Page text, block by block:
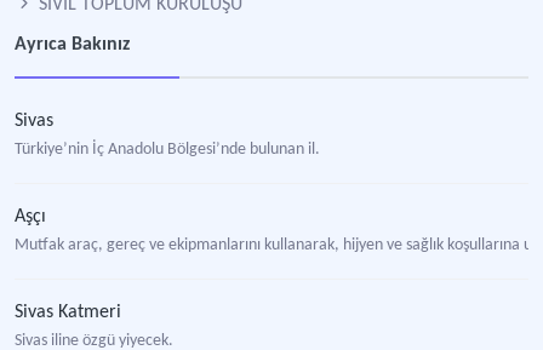
SİVİL TOPLUM KURULUŞU
Ayrıca Bakınız
Sivas
Türkiye’nin İç Anadolu Bölgesi’nde bulunan il.
Aşçı
Mutfak araç, gereç ve ekipmanlarını kullanarak, hijyen ve sağlık koşullarına
Sivas Katmeri
Sivas iline özgü yiyecek.